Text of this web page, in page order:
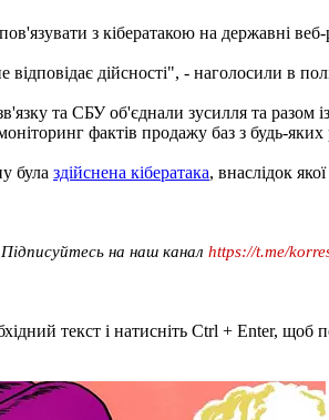
з кібератакою на державні веб-
дійсності", - наголосили в
та СБУ об'єднали зусилля та
фактів продажу баз з будь-яких
була здійснена кібератака, внаслідок
на наш канал https://t.me/
текст і натисніть Ctrl + Enter, щоб